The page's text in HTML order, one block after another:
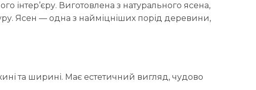
інтер’єру. Виготовлена з натурального ясена,
Ясен — одна з найміцніших порід деревини,
та ширині. Має естетичний вигляд, чудово